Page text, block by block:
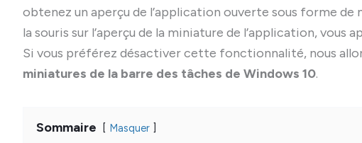
obtenez un aperçu de l’application ouverte sous forme
la souris sur l’aperçu de la miniature de l’application,
Si vous préférez désactiver cette fonctionnalité, nous
miniatures de la barre des tâches de Windows 10.
Sommaire Masquer